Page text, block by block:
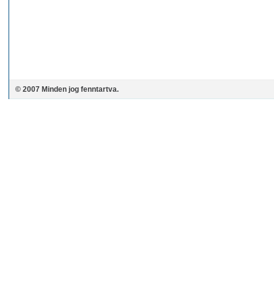
© 2007 Minden jog fenntartva.